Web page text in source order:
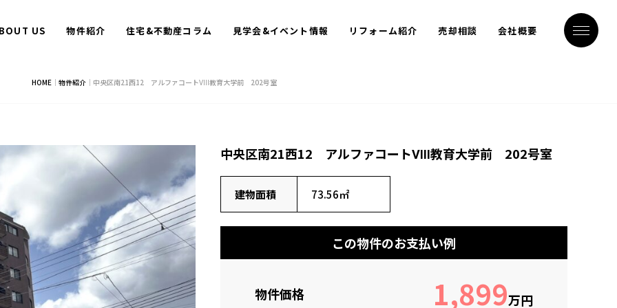
US 物件紹介 住宅&不動産コラム 見学会&イベント情報 リフォーム紹介 売却相談 会社概要
HOME ｜ 物件紹介 ｜ 中央区南21西12 アルファコートⅧ教育大学前 202号室
中央区南21西12 アルファコートⅧ教育大学前 202号室
建物面積 73.56㎡
この物件のお支払い例
物件価格 1,899万円